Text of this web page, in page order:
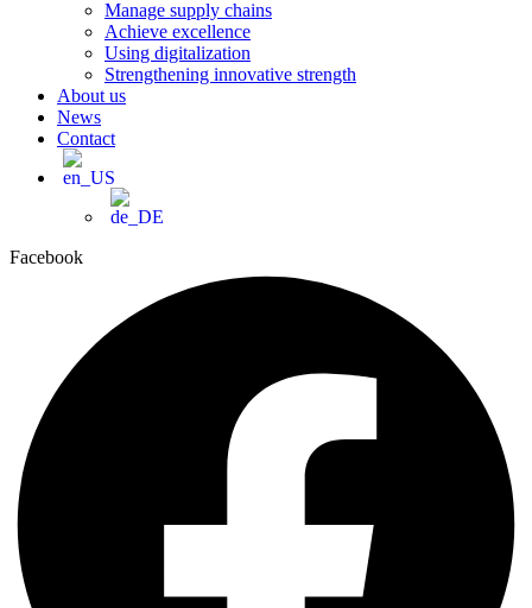
Manage supply chains
Achieve excellence
Using digitalization
Strengthening innovative strength
About us
News
Contact
Facebook